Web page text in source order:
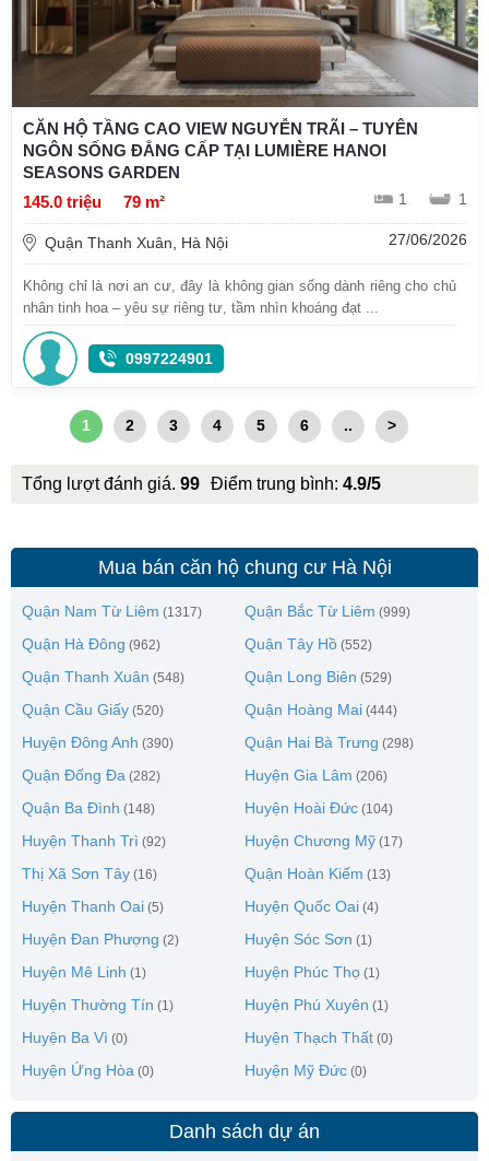
CĂN HỘ TẦNG CAO VIEW NGUYỄN TRÃI – TUYÊN
NGÔN SỐNG ĐẲNG CẤP TẠI LUMIÈRE HANOI
SEASONS GARDEN
145.0 triệu
79 m² 1 1
Quận Thanh Xuân, Hà Nội 27/06/2026
Không chỉ là nơi an cư, đây là không gian sống dành riêng cho chủ
nhân tinh hoa – yêu sự riêng tư, tầm nhìn khoáng đạt ...
0997224901
1 2 3 4 5 6 .. >
Tổng lượt đánh giá. 99 Điểm trung bình: 4.9/5
Mua bán căn hộ chung cư Hà Nội
Quận Nam Từ Liêm (1317) Quận Bắc Từ Liêm (999)
Quận Hà Đông (962) Quận Tây Hồ (552)
Quận Thanh Xuân (548) Quận Long Biên (529)
Quận Cầu Giấy (520) Quận Hoàng Mai (444)
Huyện Đông Anh (390) Quận Hai Bà Trưng (298)
Quận Đống Đa (282) Huyện Gia Lâm (206)
Quận Ba Đình (148) Huyện Hoài Đức (104)
Huyện Thanh Trì (92) Huyện Chương Mỹ (17)
Thị Xã Sơn Tây (16) Quận Hoàn Kiếm (13)
Huyện Thanh Oai (5) Huyện Quốc Oai (4)
Huyện Đan Phượng (2) Huyện Sóc Sơn (1)
Huyện Mê Linh (1) Huyện Phúc Thọ (1)
Huyện Thường Tín (1) Huyện Phú Xuyên (1)
Huyện Ba Vì (0) Huyện Thạch Thất (0)
Huyện Ứng Hòa (0) Huyện Mỹ Đức (0)
Danh sách dự án